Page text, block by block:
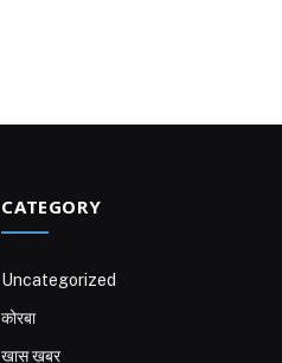
CATEGORY
Uncategorized
कोरबा
खास ख़बर